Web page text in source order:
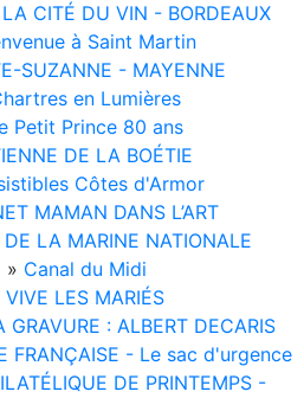
CITÉ DU VIN - BORDEAUX
à Saint Martin
SUZANNE - MAYENNE
en Lumières
Petit Prince 80 ans
DE LA BOÉTIE
Côtes d'Armor
MAMAN DANS L’ART
LA MARINE NATIONALE
» Canal du Midi
VIVE LES MARIÉS
GRAVURE : ALBERT DECARIS
FRANÇAISE - Le sac d'urgence
DE PRINTEMPS -